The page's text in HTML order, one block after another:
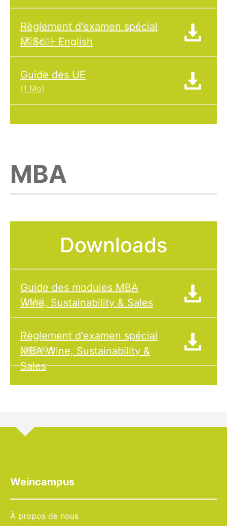
Règlement d'examen spécial
M.Sc. - English
(753 Ko)
Guide des UE
(1 Mo)
MBA
Downloads
Guide des modules MBA
Wine, Sustainability & Sales
(1 Mo)
Règlement d'examen spécial
MBA Wine, Sustainability &
Sales
(668 Ko)
Weincampus
À propos de nous